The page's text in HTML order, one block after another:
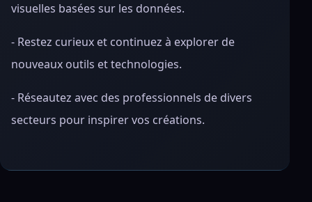
visuelles basées sur les données.
- Restez curieux et continuez à explorer de
nouveaux outils et technologies.
- Réseautez avec des professionnels de divers
secteurs pour inspirer vos créations.